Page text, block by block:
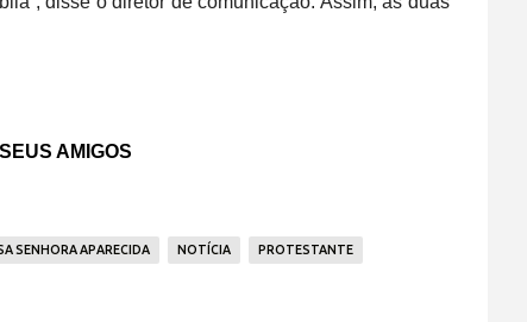
AMIGOS
SENHORA APARECIDA NOTÍCIA PROTESTANTE